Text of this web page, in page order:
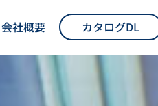
会社概要 カタログDL